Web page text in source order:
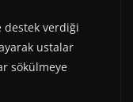
destek verdiği
ustalar
sökülmeye